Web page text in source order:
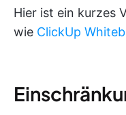
Hier ist ein kurzes
wie ClickUp